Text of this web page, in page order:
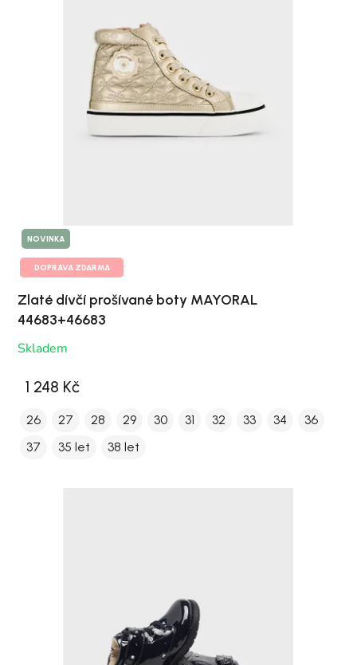
NOVINKA
DOPRAVA ZDARMA
Zlaté dívčí prošívané boty MAYORAL
44683+46683
Skladem
1 248 Kč
26 27 28 29 30 31 32 33 34
36
37
35 let 38 let